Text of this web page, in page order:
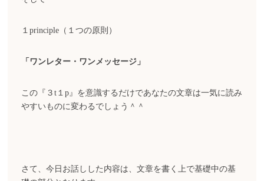
１principle（１つの原則）
「ワンレター・ワンメッセージ」
この『３t１p』を意識するだけであなたの文章は一気に読み
やすいものに変わるでしょう＾＾
さて、今日お話しした内容は、文章を書く上で基礎中の基